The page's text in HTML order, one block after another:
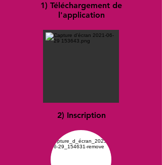
1) Téléchargement de
l'application
2) Inscription